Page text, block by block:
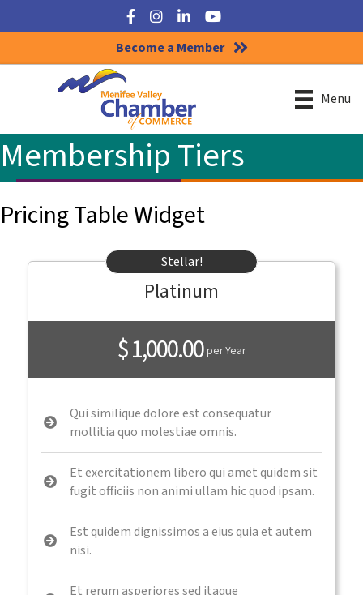
Facebook
Instagram
LinkedInYouTube
Become a Member
Menu
Membership Tiers
Pricing Table Widget
Stellar!
Platinum
$ 1,000.00per Year
Qui similique dolore est consequatur
mollitia quo molestiae omnis.
Et exercitationem libero qui amet quidem sit
fugit officiis non animi ullam hic quod ipsam.
Est quidem dignissimos a eius quia et autem
nisi.
Et rerum asperiores sed itaque